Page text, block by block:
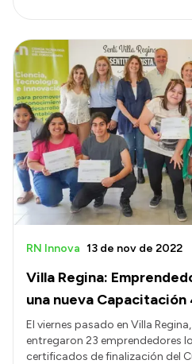
Villa Regina:
una nueva Capacitación
RN Innova 13 de nov de 2022
El viernes pasado en Villa
entregaron 23 emprendedores
certificados de finalización del